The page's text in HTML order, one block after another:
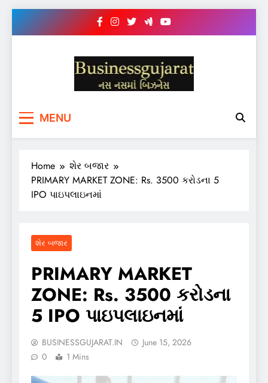
BUSINESS GUJARAT
MENU
Home
શેર બજાર
PRIMARY MARKET ZONE: Rs. 3500 કરોડના 5
IPO પાઇપલાઇનમાં
શેર બજાર
PRIMARY MARKET
ZONE: Rs. 3500 કરોડના
5 IPO પાઇપલાઇનમાં
BUSINESSGUJARAT.IN
June 15, 2026
0
1 Mins